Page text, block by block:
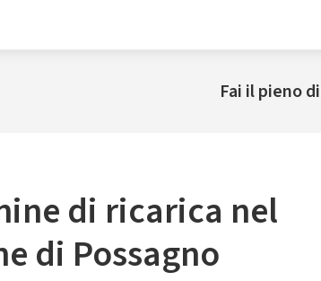
Fai il pieno
di ricarica nel
di Possagno